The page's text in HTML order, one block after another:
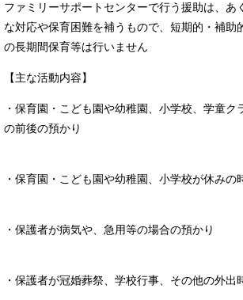
ファミリーサポートセンターで行う援助は、あ
な対応や保育困難を補うもので、短期的・補助
の長期間保育等は行いません
【主な活動内容】
・保育園・こども園や幼稚園、小学校、学童ク
の前後の預かり
・保育園・こども園や幼稚園、小学校が休みの
・保護者が病気や、急用等の場合の預かり
・保護者が冠婚葬祭、学校行事、その他の外出